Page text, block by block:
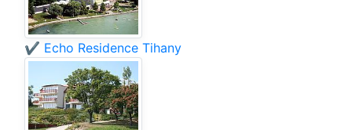
✔️ Echo Residence Tihany